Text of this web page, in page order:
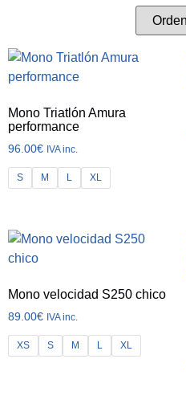
Mono Triatlón Amura
performance
96.00€ IVA inc.
S M L XL
Mono velocidad S250 chico
89.00€ IVA inc.
XS S M L XL